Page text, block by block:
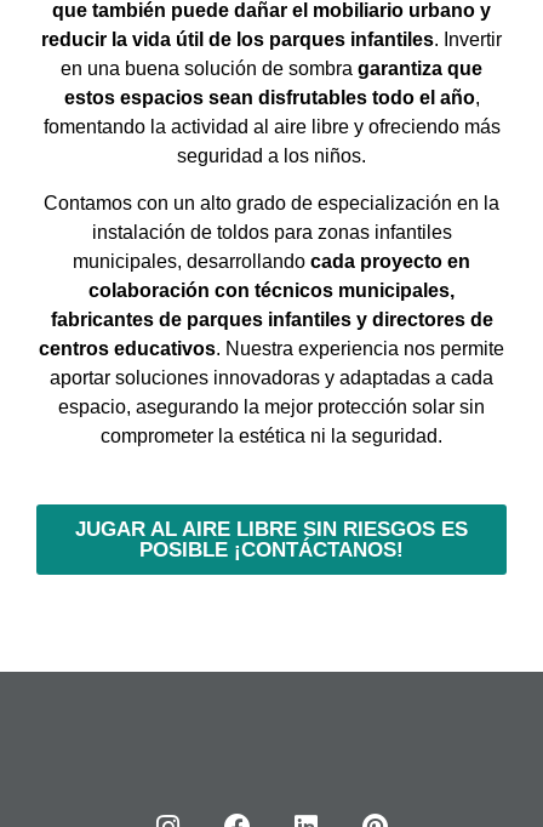
que también puede dañar el mobiliario urbano y
reducir la vida útil de los parques infantiles. Invertir
en una buena solución de sombra garantiza que
estos espacios sean disfrutables todo el año,
fomentando la actividad al aire libre y ofreciendo más
seguridad a los niños.
Contamos con un alto grado de especialización en la
instalación de toldos para zonas infantiles
municipales, desarrollando cada proyecto en
colaboración con técnicos municipales,
fabricantes de parques infantiles y directores de
centros educativos. Nuestra experiencia nos permite
aportar soluciones innovadoras y adaptadas a cada
espacio, asegurando la mejor protección solar sin
comprometer la estética ni la seguridad.
JUGAR AL AIRE LIBRE SIN RIESGOS ES
POSIBLE ¡CONTÁCTANOS!